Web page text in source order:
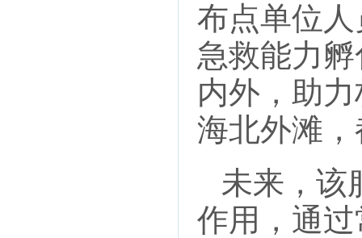
布点单位
急救能力
内外，助
海北外滩，
未来，该
作用，通